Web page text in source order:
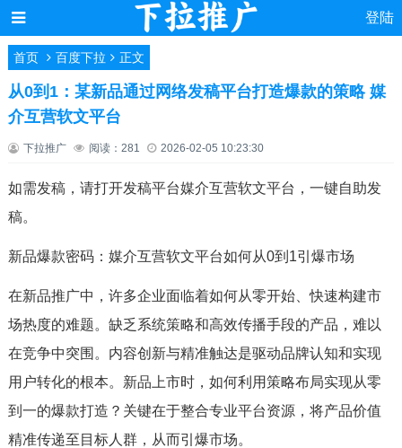
登陆
首页 百度下拉 正文
从0到1：某新品通过网络发稿平台打造爆款的策略 媒
介互营软文平台
下拉推广 阅读：281 2026-02-05 10:23:30
如需发稿，请打开发稿平台媒介互营软文平台，一键自助发
稿。
新品爆款密码：媒介互营软文平台如何从0到1引爆市场
在新品推广中，许多企业面临着如何从零开始、快速构建市
场热度的难题。缺乏系统策略和高效传播手段的产品，难以
在竞争中突围。内容创新与精准触达是驱动品牌认知和实现
用户转化的根本。新品上市时，如何利用策略布局实现从零
到一的爆款打造？关键在于整合专业平台资源，将产品价值
精准传递至目标人群，从而引爆市场。